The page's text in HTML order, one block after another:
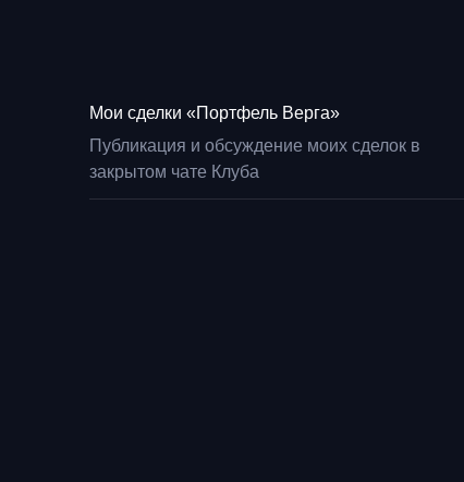
Публикация и обсуждение моих сделок в
закрытом чате Клуба
Мои сделки «Портфель Верга»